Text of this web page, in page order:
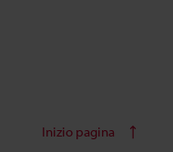
Inizio pagina